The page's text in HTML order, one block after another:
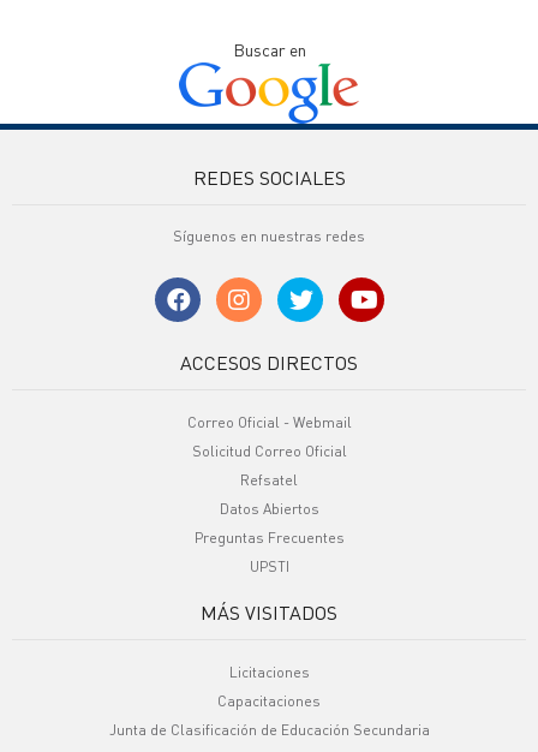
Buscar en
REDES SOCIALES
Síguenos en nuestras redes
ACCESOS DIRECTOS
Correo Oficial - Webmail
Solicitud Correo Oficial
Refsatel
Datos Abiertos
Preguntas Frecuentes
UPSTI
MÁS VISITADOS
Licitaciones
Capacitaciones
Junta de Clasificación de Educación Secundaria